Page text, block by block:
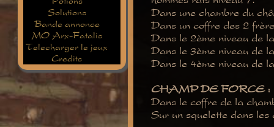
Solutions
Bande annonce
MO Arx-Fatalis
Telecharger le jeux
Credits
Dans une chambre du
Dans un coffre des 2
Dans le 2ème niveau de
Dans le 3ème niveau de
Dans le 4ème niveau de
CHAMP DE FORCE :
Dans le coffre de la
Sur un squelette dans les